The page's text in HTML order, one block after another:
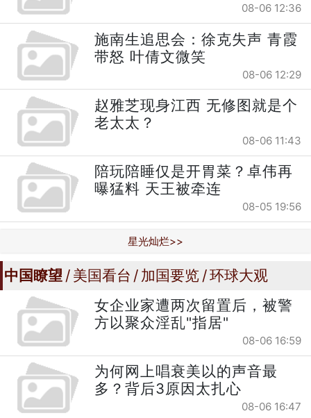
08-06 12:36
施南生追思会：徐克失声 青霞
带怒 叶倩文微笑
08-06 12:29
赵雅芝现身江西 无修图就是个
老太太？
08-06 11:43
陪玩陪睡仅是开胃菜？卓伟再
曝猛料 天王被牵连
08-05 19:56
星光灿烂>>
中国瞭望 美国看台 加国要览 环球大观
女企业家遭两次留置后，被警
方以聚众淫乱"指居"
08-06 16:59
为何网上唱衰美以的声音最
多？背后3原因太扎心
08-06 16:47